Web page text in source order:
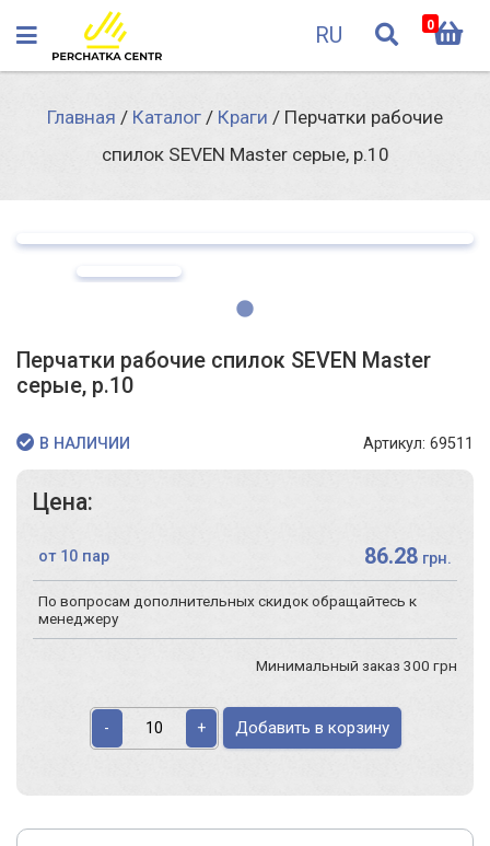
RU 0
Главная / Каталог / Краги / Перчатки рабочие
спилок SEVEN Master серые, р.10
Перчатки рабочие спилок SEVEN Master
серые, р.10
В НАЛИЧИИ Артикул: 69511
Цена:
от 10 пар 86.28 грн.
По вопросам дополнительных скидок обращайтесь к
менеджеру
Минимальный заказ 300 грн
- + Добавить в корзину